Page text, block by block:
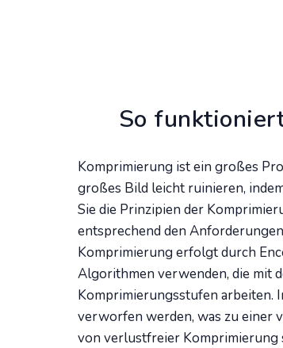
So
Komprimierung ist ein großes
großes Bild leicht ruinieren,
Sie die Prinzipien der
entsprechend den
Komprimierung erfolgt durch
Algorithmen verwenden, die mit
Komprimierungsstufen arbeiten.
verworfen werden, was zu einer
von verlustfreier Komprimierung